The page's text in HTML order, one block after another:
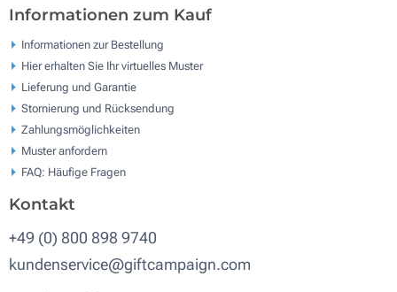
Informationen zum Kauf
Informationen zur Bestellung
Hier erhalten Sie Ihr virtuelles Muster
Lieferung und Garantie
Stornierung und Rücksendung
Zahlungsmöglichkeiten
Muster anfordern
FAQ: Häufige Fragen
Kontakt
+49 (0) 800 898 9740
kundenservice@giftcampaign.com